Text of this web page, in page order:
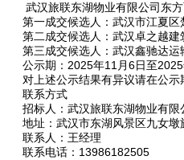
武汉旅联东湖物业有限公司东
第一成交候选人 ： 武汉市江夏区
第二成交候选人 ：武汉卓之越
第三成交候选人 ： 武汉鑫驰达运
公示期 ：2025年11月6日至2025
对上述公示结果有异议请在公示
联系方式
招标人：武汉旅联东湖物业有限
地址：武汉市东湖风景区九女墩
联系人：王经理
联系电话 ： 13986182505